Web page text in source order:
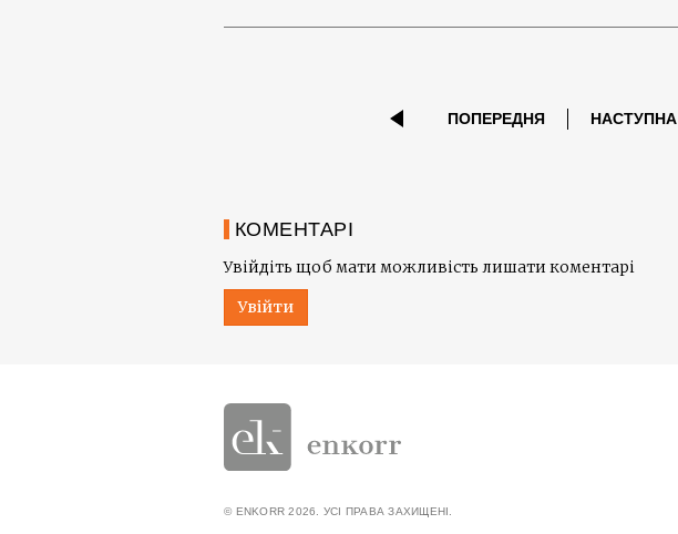
ПОПЕРЕДНЯ НАСТУПНА
КОМЕНТАРІ
Увійдіть щоб мати можливість лишати коментарі
Увійти
© ENKORR 2026. УСІ ПРАВА ЗАХИЩЕНІ.